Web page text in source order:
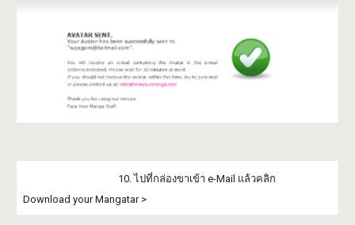
10. ไปที่กล่องขาเข้า e-Mail แล้วคลิก
Download your Mangatar >